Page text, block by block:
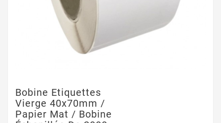
Bobine Etiquettes
Vierge 40x70mm /
Papier Mat / Bobine